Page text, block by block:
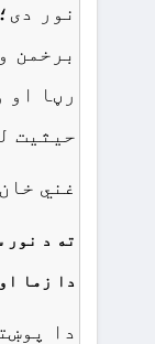
نور
برخمن
رڼا او
حیثیت
غني
ته د نور
دا زما
دا